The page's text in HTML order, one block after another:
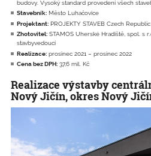
budovy. Vysoký standard provedení všech
Stavebník: Město Luhačovice
Projektant: PROJEKTY STAVEB Czech Republic
Zhotovitel: STAMOS Uherské Hradiště, spol. s
stavbyvedoucí
Realizace: prosinec 2021 – prosinec 2022
Cena bez DPH: 37,6 mil. Kč
Realizace výstavby
Nový Jičín, okres Nový